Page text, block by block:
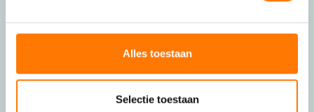
Alles toestaan
Selectie toestaan